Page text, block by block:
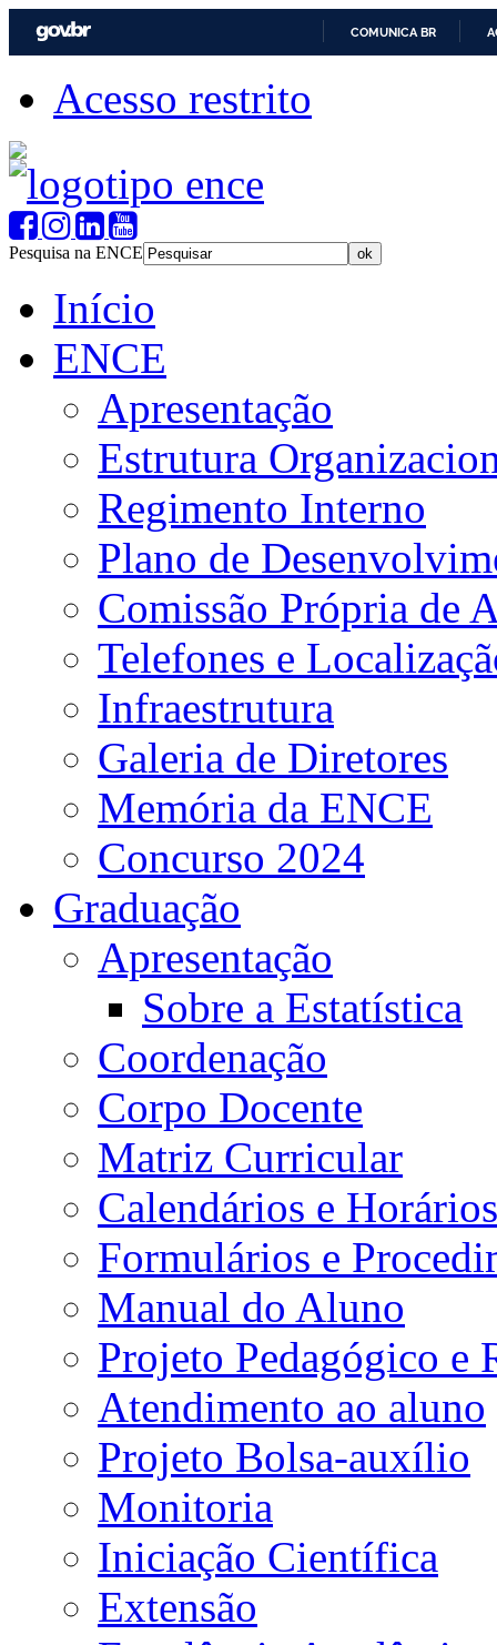
COMUNICA BR
Acesso restrito
Pesquisa na ENCE
Início
ENCE
Apresentação
Estrutura
Regimento Interno
Plano de
Comissão Própria de
Telefones e
Infraestrutura
Galeria de Diretores
Memória da ENCE
Concurso 2024
Graduação
Apresentação
Sobre a Estatística
Coordenação
Corpo Docente
Matriz Curricular
Calendários e Horários
Formulários e
Manual do Aluno
Projeto Pedagógico e
Atendimento ao aluno
Projeto Bolsa-auxílio
Monitoria
Iniciação Científica
Extensão